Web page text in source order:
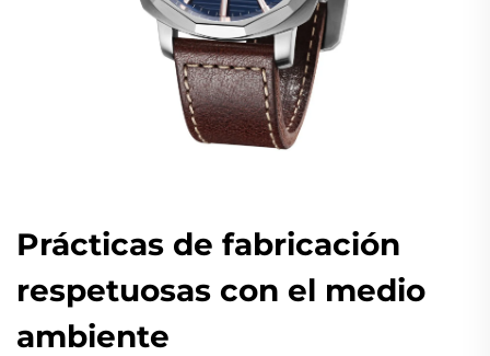
Prácticas de fabricación
respetuosas con el medio
ambiente